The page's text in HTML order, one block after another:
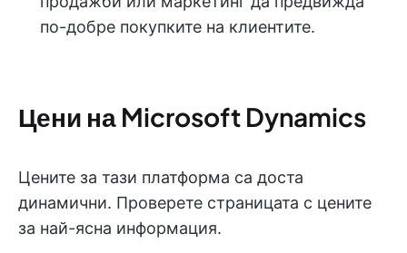
по-добре покупките на клиентите.
Цени на Microsoft Dynamics
Цените за тази платформа са доста
динамични. Проверете страницата с цените
за най-ясна информация.